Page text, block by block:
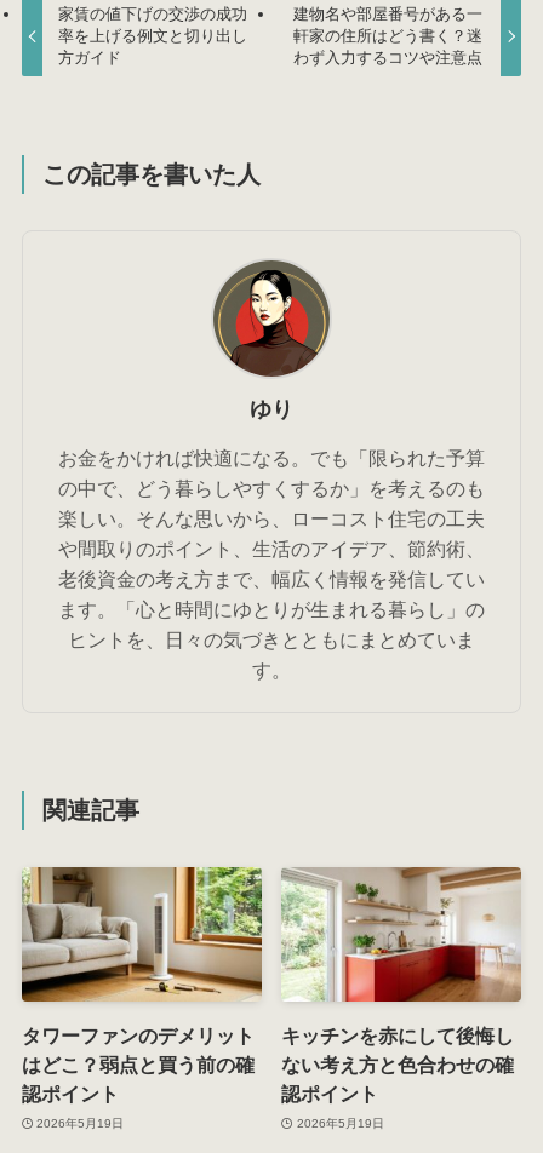
家賃の値下げの交渉の成功
率を上げる例文と切り出し
方ガイド
建物名や部屋番号がある一
軒家の住所はどう書く？迷
わず入力するコツや注意点
この記事を書いた人
ゆり
お金をかければ快適になる。でも「限られた予算
の中で、どう暮らしやすくするか」を考えるのも
楽しい。そんな思いから、ローコスト住宅の工夫
や間取りのポイント、生活のアイデア、節約術、
老後資金の考え方まで、幅広く情報を発信してい
ます。「心と時間にゆとりが生まれる暮らし」の
ヒントを、日々の気づきとともにまとめていま
す。
関連記事
タワーファンのデメリット
はどこ？弱点と買う前の確
認ポイント
2026年5月19日
キッチンを赤にして後悔し
ない考え方と色合わせの確
認ポイント
2026年5月19日